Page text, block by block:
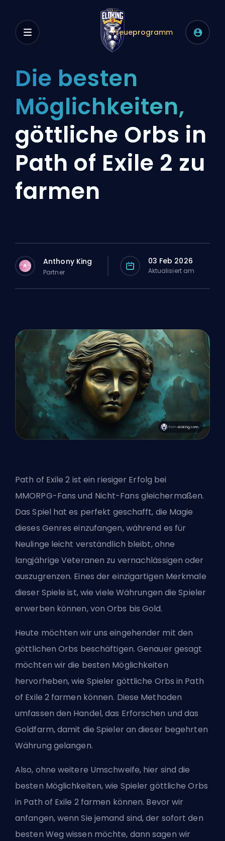
Treueprogramm
Die besten
Möglichkeiten,
göttliche Orbs in
Path of Exile 2 zu
farmen
A Anthony King
Partner
03 Feb 2026
Aktualisiert am
Path of Exile 2 ist ein riesiger Erfolg bei
MMORPG-Fans und Nicht-Fans gleichermaßen.
Das Spiel hat es perfekt geschafft, die Magie
dieses Genres einzufangen, während es für
Neulinge leicht verständlich bleibt, ohne
langjährige Veteranen zu vernachlässigen oder
auszugrenzen. Eines der einzigartigen Merkmale
dieser Spiele ist, wie viele Währungen die Spieler
erwerben können, von Orbs bis Gold.
Heute möchten wir uns eingehender mit den
göttlichen Orbs beschäftigen. Genauer gesagt
möchten wir die besten Möglichkeiten
hervorheben, wie Spieler göttliche Orbs in Path
of Exile 2 farmen können. Diese Methoden
umfassen den Handel, das Erforschen und das
Goldfarm, damit die Spieler an dieser begehrten
Währung gelangen.
Also, ohne weitere Umschweife, hier sind die
besten Möglichkeiten, wie Spielergöttliche Orbs
in Path of Exile 2 farmen können. Bevor wir
anfangen, wenn Sie jemand sind, der sofort den
besten Weg wissen möchte, dann sagen wir